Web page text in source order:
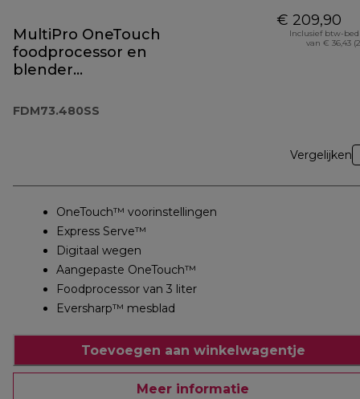
MultiPro OneTouch
foodprocessor en
blender
FDM73.480SS
€ 209,90
Inclusief btw-
van € 36,43
Vergelijken
OneTouch™ voorinstellingen
Express Serve™
Digitaal wegen
Aangepaste OneTouch™
Foodprocessor van 3 liter
Eversharp™ mesblad
Toevoegen aan winkelwagentje
Meer informatie